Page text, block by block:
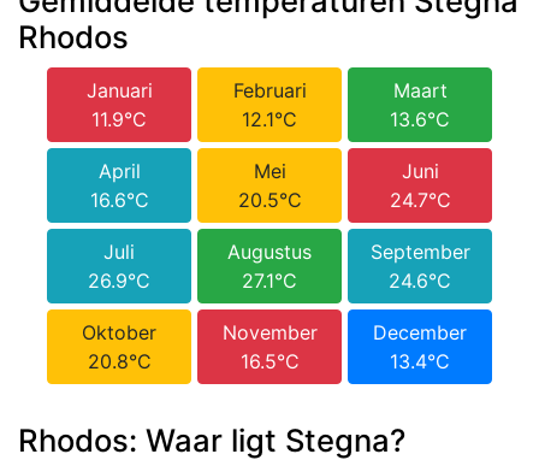
Rhodos
Januari
11.9°C
Februari
12.1°C
Maart
13.6°C
April
16.6°C
Mei
20.5°C
Juni
24.7°C
Juli
26.9°C
Augustus
27.1°C
September
24.6°C
Oktober
20.8°C
November
16.5°C
December
13.4°C
Rhodos: Waar ligt Stegna?